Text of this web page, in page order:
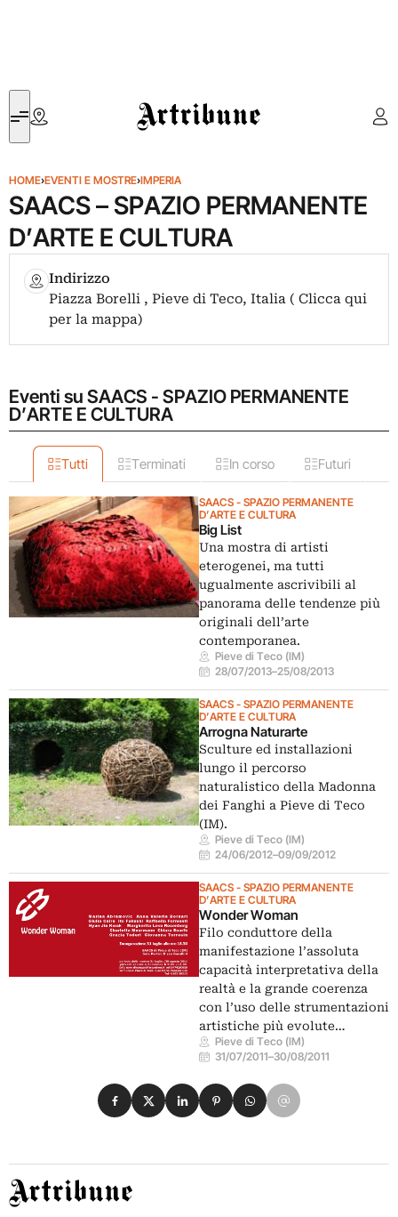
Artribune
HOME›EVENTI E MOSTRE›IMPERIA
SAACS – SPAZIO PERMANENTE
D’ARTE E CULTURA
Indirizzo
Piazza Borelli , Pieve di Teco, Italia ( Clicca qui
per la mappa)
Eventi su SAACS - SPAZIO PERMANENTE
D’ARTE E CULTURA
Tutti Terminati In corso Futuri
SAACS - SPAZIO PERMANENTE
D’ARTE E CULTURA
Big List
Una mostra di artisti
eterogenei, ma tutti
ugualmente ascrivibili al
panorama delle tendenze più
originali dell’arte
contemporanea.
Pieve di Teco (IM)
28/07/2013–25/08/2013
SAACS - SPAZIO PERMANENTE
D’ARTE E CULTURA
Arrogna Naturarte
Sculture ed installazioni
lungo il percorso
naturalistico della Madonna
dei Fanghi a Pieve di Teco
(IM).
Pieve di Teco (IM)
24/06/2012–09/09/2012
SAACS - SPAZIO PERMANENTE
D’ARTE E CULTURA
Wonder Woman
Filo conduttore della
manifestazione l’assoluta
capacità interpretativa della
realtà e la grande coerenza
con l’uso delle strumentazioni
artistiche più evolute…
Pieve di Teco (IM)
31/07/2011–30/08/2011
Condividi su Facebook
Condividi su X
Condividi su LinkedIn
Condividi su Pinterest
Condividi su WhatsApp
Condividi su Email
Artribune